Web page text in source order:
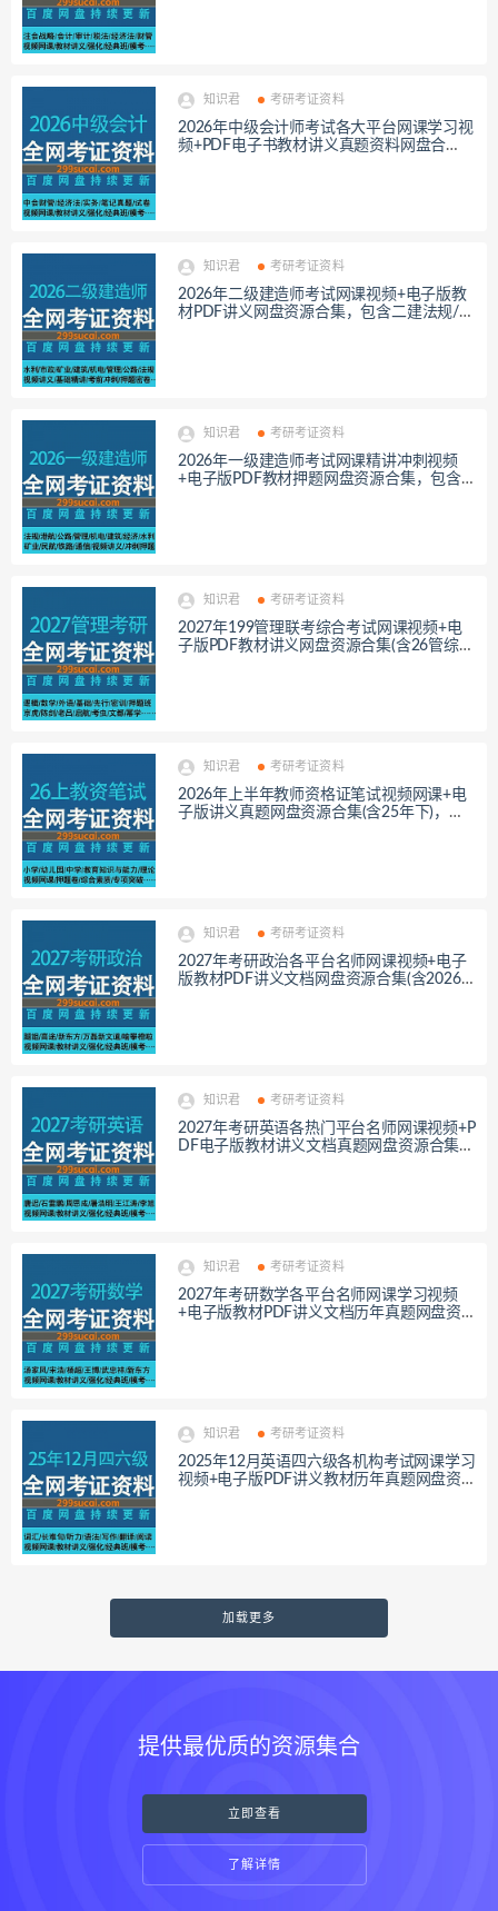
知识君 考研考证资料
2026年中级会计师考试各大平台网课学习视
频+PDF电子书教材讲义真题资料网盘合
知识君 考研考证资料
2026年二级建造师考试网课视频+电子版教
材PDF讲义网盘资源合集，包含二建法规/建
知识君 考研考证资料
2026年一级建造师考试网课精讲冲刺视频
+电子版PDF教材押题网盘资源合集，包含
知识君 考研考证资料
2027年199管理联考综合考试网课视频+电
子版PDF教材讲义网盘资源合集(含26管综考
知识君 考研考证资料
2026年上半年教师资格证笔试视频网课+电
子版讲义真题网盘资源合集(含25年下)，包
知识君 考研考证资料
2027年考研政治各平台名师网课视频+电子
版教材PDF讲义文档网盘资源合集(含2026
知识君 考研考证资料
2027年考研英语各热门平台名师网课视频+P
DF电子版教材讲义文档真题网盘资源合集，
知识君 考研考证资料
2027年考研数学各平台名师网课学习视频
+电子版教材PDF讲义文档历年真题网盘资
知识君 考研考证资料
2025年12月英语四六级各机构考试网课学习
视频+电子版PDF讲义教材历年真题网盘资
加载更多
提供最优质的资源集合
立即查看
了解详情